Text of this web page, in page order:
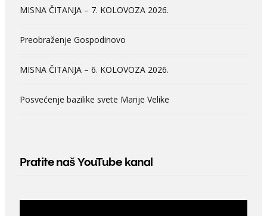
MISNA ČITANJA – 7. KOLOVOZA 2026.
Preobraženje Gospodinovo
MISNA ČITANJA – 6. KOLOVOZA 2026.
Posvećenje bazilike svete Marije Velike
Pratite naš YouTube kanal